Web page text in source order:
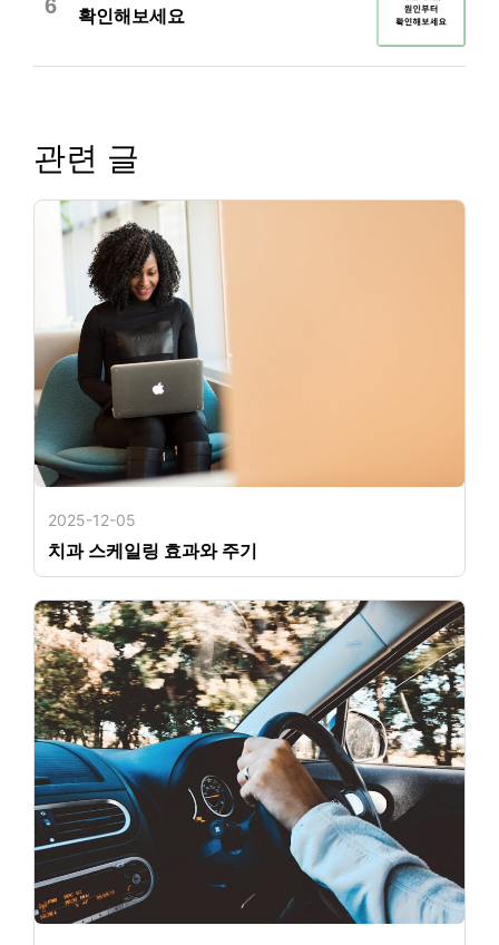
6 확인해보세요
관련 글
2025-12-05
치과 스케일링 효과와 주기